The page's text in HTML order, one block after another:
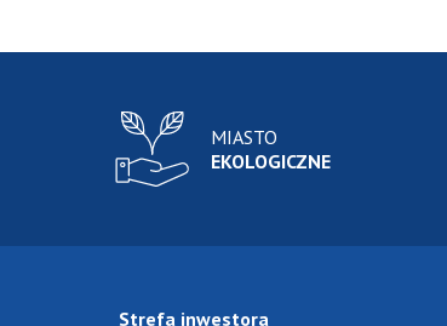
MIASTO
EKOLOGICZNE
Strefa inwestora